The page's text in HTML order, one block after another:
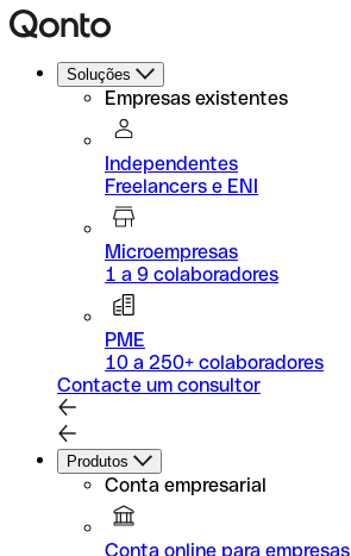
Soluções
Empresas existentes
Independentes
Freelancers e ENI
Microempresas
1 a 9 colaboradores
PME
10 a 250+ colaboradores
Contacte um consultor
Produtos
Conta empresarial
Conta online para empresas